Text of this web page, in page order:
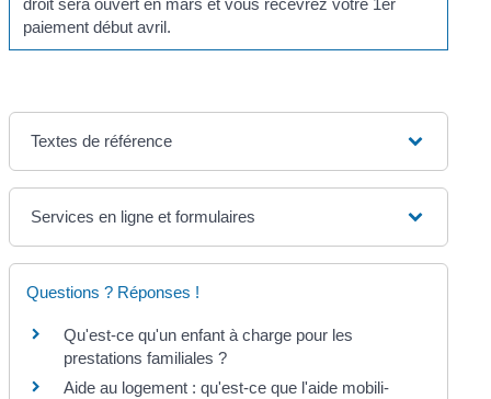
paiement début avril.
Textes de référence
Services en ligne et formulaires
Questions ? Réponses !
Qu'est-ce qu'un enfant à charge pour les
prestations familiales ?
Aide au logement : qu'est-ce que l'aide mobili-